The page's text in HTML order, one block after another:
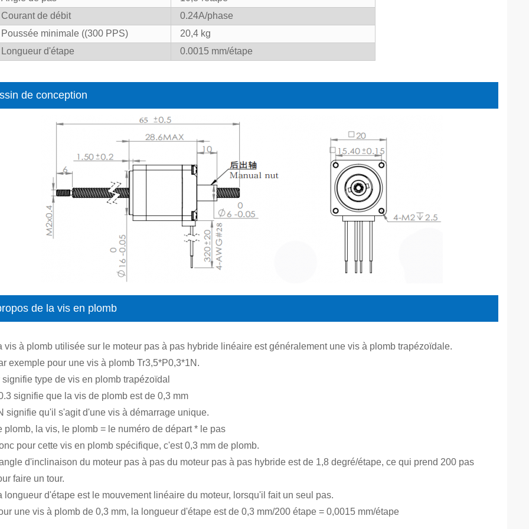
Courant de débit
0.24A/phase
Poussée minimale ((300 PPS)
20,4 kg
Longueur d'étape
0.0015 mm/étape
de conception
de la vis en plomb
vis à plomb utilisée sur le moteur pas à pas hybride linéaire est généralement une vis à plomb trapézoïdale.
exemple pour une vis à plomb Tr3,5*P0,3*1N.
signifie type de vis en plomb trapézoïdal
signifie que la vis de plomb est de 0,3 mm
signifie qu'il s'agit d'une vis à démarrage unique.
plomb, la vis, le plomb = le numéro de départ * le pas
pour cette vis en plomb spécifique, c'est 0,3 mm de plomb.
d'inclinaison du moteur pas à pas du moteur pas à pas hybride est de 1,8 degré/étape, ce qui prend 200 pas
faire un tour.
longueur d'étape est le mouvement linéaire du moteur, lorsqu'il fait un seul pas.
une vis à plomb de 0,3 mm, la longueur d'étape est de 0,3 mm/200 étape = 0,0015 mm/étape